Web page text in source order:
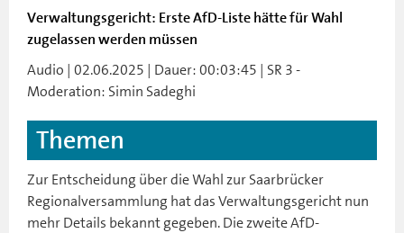
Verwaltungsgericht: Erste AfD-Liste hätte für Wahl
zugelassen werden müssen
Audio | 02.06.2025 | Dauer: 00:03:45 | SR 3 -
Moderation: Simin Sadeghi
Themen
Zur Entscheidung über die Wahl zur Saarbrücker
Regionalversammlung hat das Verwaltungsgericht nun
mehr Details bekannt gegeben. Die zweite AfD-